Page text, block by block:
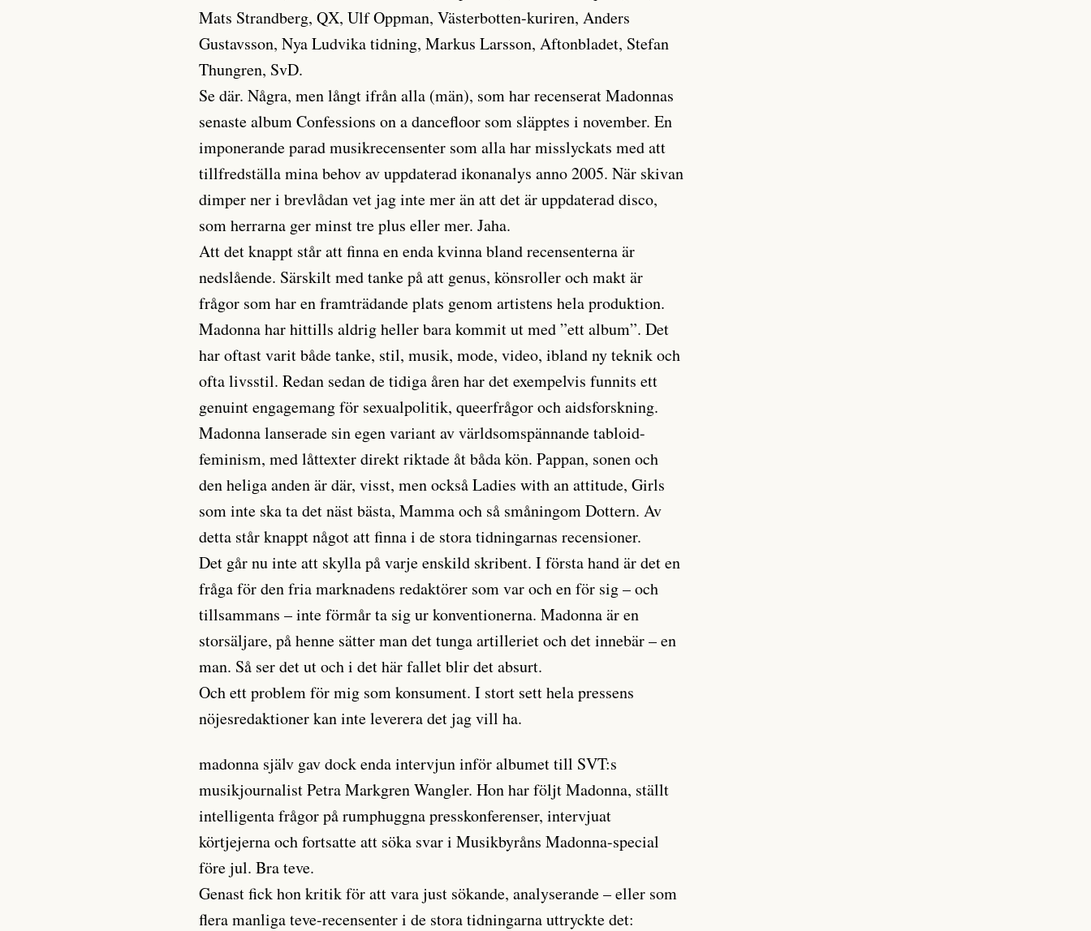
Mats Strandberg, QX, Ulf Oppman, Västerbotten-kuriren, Anders
Gustavsson, Nya Ludvika tidning, Markus Larsson, Aftonbladet, Stefan
Thungren, SvD.
Se där. Några, men långt ifrån alla (män), som har recenserat Madonnas
senaste album Confessions on a dancefloor som släpptes i november. En
imponerande parad musikrecensenter som alla har misslyckats med att
tillfredställa mina behov av uppdaterad ikonanalys anno 2005. När skivan
dimper ner i brevlådan vet jag inte mer än att det är uppdaterad disco,
som herrarna ger minst tre plus eller mer. Jaha.
Att det knappt står att finna en enda kvinna bland recensenterna är
nedslående. Särskilt med tanke på att genus, könsroller och makt är
frågor som har en framträdande plats genom artistens hela produktion.
Madonna har hittills aldrig heller bara kommit ut med ”ett album”. Det
har oftast varit både tanke, stil, musik, mode, video, ibland ny teknik och
ofta livsstil. Redan sedan de tidiga åren har det exempelvis funnits ett
genuint engagemang för sexualpolitik, queerfrågor och aidsforskning.
Madonna lanserade sin egen variant av världsomspännande tabloid-
feminism, med låttexter direkt riktade åt båda kön. Pappan, sonen och
den heliga anden är där, visst, men också Ladies with an attitude, Girls
som inte ska ta det näst bästa, Mamma och så småningom Dottern. Av
detta står knappt något att finna i de stora tidningarnas recensioner.
Det går nu inte att skylla på varje enskild skribent. I första hand är det en
fråga för den fria marknadens redaktörer som var och en för sig – och
tillsammans – inte förmår ta sig ur konventionerna. Madonna är en
storsäljare, på henne sätter man det tunga artilleriet och det innebär – en
man. Så ser det ut och i det här fallet blir det absurt.
Och ett problem för mig som konsument. I stort sett hela pressens
nöjesredaktioner kan inte leverera det jag vill ha.
madonna själv gav dock enda intervjun inför albumet till SVT:s
musikjournalist Petra Markgren Wangler. Hon har följt Madonna, ställt
intelligenta frågor på rumphuggna presskonferenser, intervjuat
körtjejerna och fortsatte att söka svar i Musikbyråns Madonna-special
före jul. Bra teve.
Genast fick hon kritik för att vara just sökande, analyserande – eller som
flera manliga teve-recensenter i de stora tidningarna uttryckte det: